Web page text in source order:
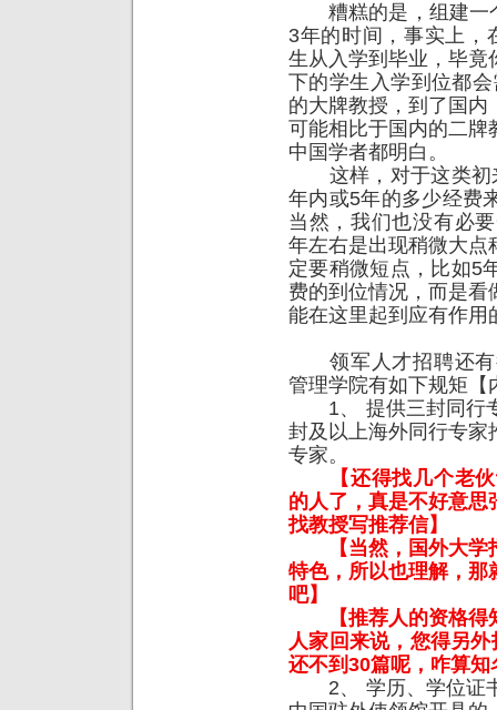
糟糕的是，组建一
3年的时间，事实上，
生从入学到毕业，毕竟
下的学生入学到位都
的大牌教授，到了国
可能相比于国内的二牌
中国学者都明白。
这样，对于这类初
年内或5年的多少经费
当然，我们也没有必
年左右是出现稍微大点
定要稍微短点，比如5
费的到位情况，而是
能在这里起到应有作用
领军人才招聘还有
管理学院有如下规矩【
1、 提供三封同行专
封及以上海外同行专家
专家。
【还得找几个老
的人了，真是不好意
找教授写推荐信】
【当然，国外大
特色，所以也理解，那
吧】
【推荐人的资格
人家回来说，您得另
还不到30篇呢，咋算知
2、 学历、学位证书